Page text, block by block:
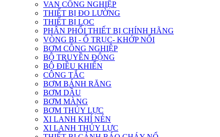
VAN CÔNG NGHIỆP
THIẾT BỊ ĐO LƯỜNG
THIẾT BỊ LỌC
PHÂN PHỐI THIẾT BỊ CHÍNH HÃNG
VÒNG BI - Ổ TRỤC- KHỚP NỐI
BƠM CÔNG NGHIỆP
BỘ TRUYỀN ĐỘNG
BỘ ĐIỀU KHIỂN
CÔNG TẮC
BƠM BÁNH RĂNG
BƠM DẦU
BƠM MÀNG
BƠM THỦY LỰC
XI LANH KHÍ NÉN
XI LANH THỦY LỰC